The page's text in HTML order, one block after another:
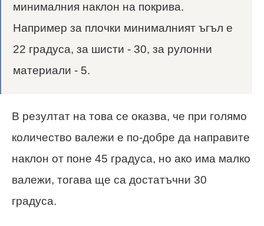
минималния наклон на покрива.
Например за плочки минималният ъгъл е
22 градуса, за шисти - 30, за рулонни
материали - 5.
В резултат на това се оказва, че при голямо
количество валежи е по-добре да направите
наклон от поне 45 градуса, но ако има малко
валежи, тогава ще са достатъчни 30
градуса.